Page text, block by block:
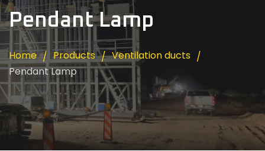
Pendant Lamp
Home Products
Ventilation ducts
Pendant Lamp